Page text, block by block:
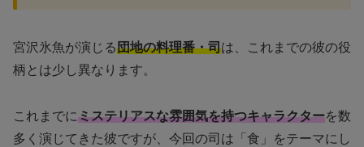
宮沢氷魚が演じる団地の料理番・司は、これまでの彼の役
柄とは少し異なります。
これまでにミステリアスな雰囲気を持つキャラクターを数
多く演じてきた彼ですが、今回の司は「食」をテーマにし